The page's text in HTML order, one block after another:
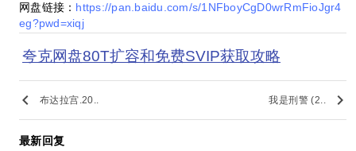
网盘链接： https://pan.baidu.com/s/1NFboyCgD0wrRmFioJgr4
eg?pwd=xiqj
夸克网盘80T扩容和免费SVIP获取攻略
keyboard_arrow_left 布达拉宫.20.. 我是刑警 (2.. keyboard_arrow_right
最新回复